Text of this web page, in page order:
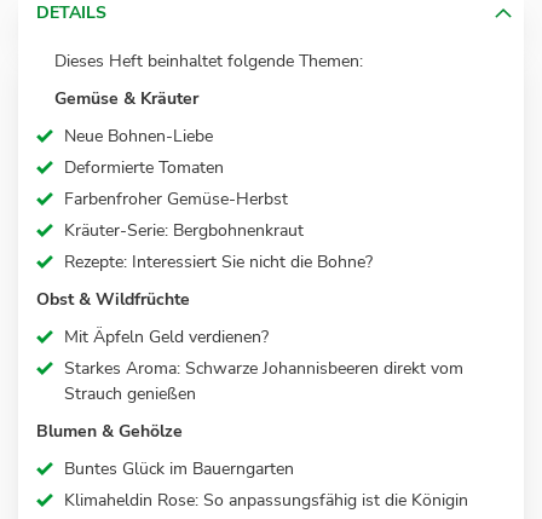
DETAILS
Dieses Heft beinhaltet folgende Themen:
Gemüse & Kräuter
Neue Bohnen-Liebe
Deformierte Tomaten
Farbenfroher Gemüse-Herbst
Kräuter-Serie: Bergbohnenkraut
Rezepte: Interessiert Sie nicht die Bohne?
Obst & Wildfrüchte
Mit Äpfeln Geld verdienen?
Starkes Aroma: Schwarze Johannisbeeren direkt vom
Strauch genießen
Blumen & Gehölze
Buntes Glück im Bauerngarten
Klimaheldin Rose: So anpassungsfähig ist die Königin